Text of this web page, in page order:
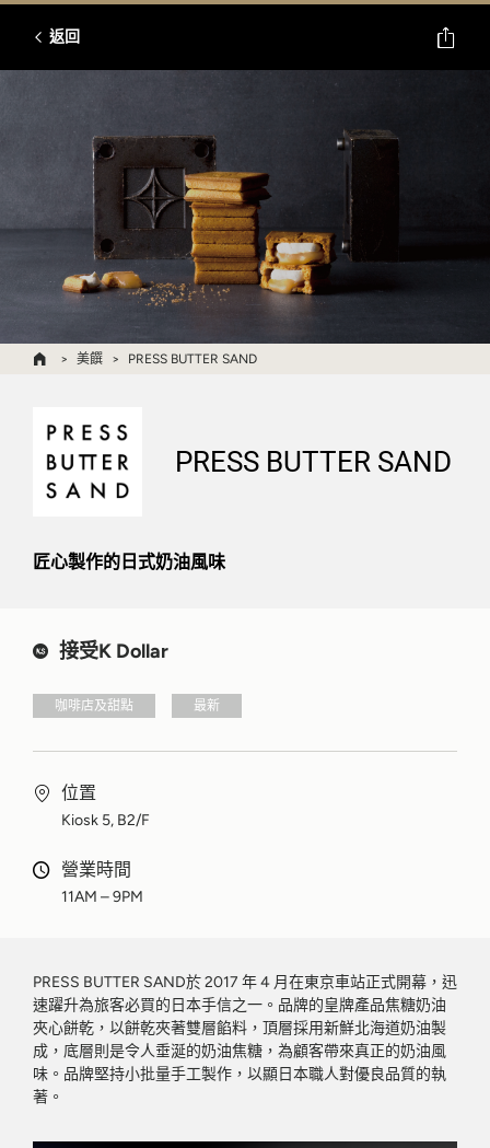
返回
美饌 PRESS BUTTER SAND
PRESS BUTTER SAND
匠心製作的日式奶油風味
接受K Dollar
咖啡店及甜點 最新
位置
Kiosk 5, B2/F
營業時間
11AM – 9PM
PRESS BUTTER SAND於 2017 年 4 月在東京車站正式開幕，迅
速躍升為旅客必買的日本手信之一。品牌的皇牌產品焦糖奶油
夾心餅乾，以餅乾夾著雙層餡料，頂層採用新鮮北海道奶油製
成，底層則是令人垂涎的奶油焦糖，為顧客帶來真正的奶油風
味。品牌堅持小批量手工製作，以顯日本職人對優良品質的執
著。